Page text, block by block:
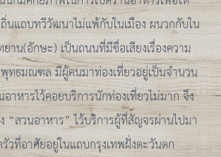
นแถบทวีวัฒนาไม่แพ้กับในเมือง ผนวกกับใน
าน(อักษะ) เป็นถนนที่มีชื่อเสียงเรื่องความ
ทธมณฑล มีผู้คนมาท่องเที่ยวอยู่เป็นจำนวน
าหารไว้คอยบริการนักท่องเที่ยวไม่มาก จึง
“สวนอาหาร” ไว้บริการผู้ที่สัญจรผ่านไปมา
วที่อาศัยอยู่ในแถบกรุงเทพฝั่งตะวันตก